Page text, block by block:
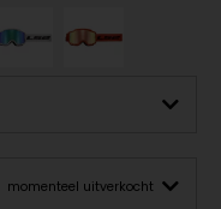
momenteel uitverkocht